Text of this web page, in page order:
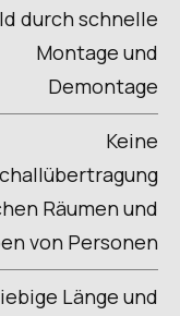
durch schnelle
Montage und
Demontage
Keine
Räumen und
von Personen
Länge und